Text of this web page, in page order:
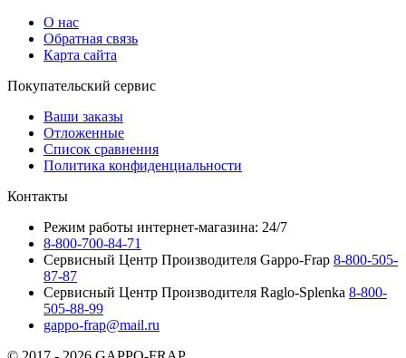
О нас
Обратная связь
Карта сайта
Покупательский сервис
Ваши заказы
Отложенные
Список сравнения
Политика конфиденциальности
Контакты
Режим работы интернет-магазина: 24/7
8-800-700-84-71
Сервисный Центр Производителя Gappo-Frap 8-800-505-
87-87
Сервисный Центр Производителя Raglo-Splenka 8-800-
505-88-99
gappo-frap@mail.ru